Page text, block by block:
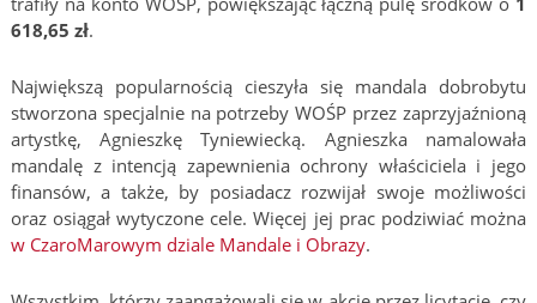
618,65 zł.
Największą popularnością cieszyła się mandala dobrobytu
stworzona specjalnie na potrzeby WOŚP przez zaprzyjaźnioną
artystkę, Agnieszkę Tyniewiecką. Agnieszka namalowała
mandalę z intencją zapewnienia ochrony właściciela i jego
finansów, a także, by posiadacz rozwijał swoje możliwości
oraz osiągał wytyczone cele. Więcej jej prac podziwiać można
w CzaroMarowym dziale Mandale i Obrazy.